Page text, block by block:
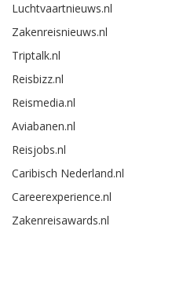
Luchtvaartnieuws.nl
Zakenreisnieuws.nl
Triptalk.nl
Reisbizz.nl
Reismedia.nl
Aviabanen.nl
Reisjobs.nl
Caribisch Nederland.nl
Careerexperience.nl
Zakenreisawards.nl